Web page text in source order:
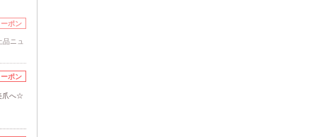
ポン
ニュ
ポン
爪へ☆